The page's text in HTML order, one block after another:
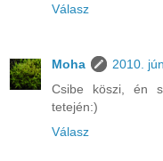
Válasz
Moha
2010.
Csibe köszi, én
tetején:)
Válasz